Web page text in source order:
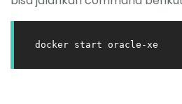
docker start oracle-xe